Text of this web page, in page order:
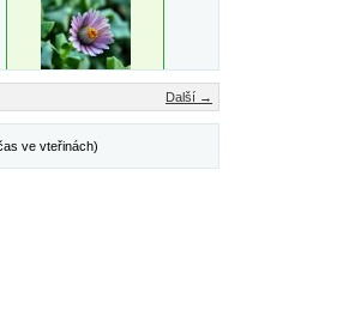
Další →
ve vteřinách)